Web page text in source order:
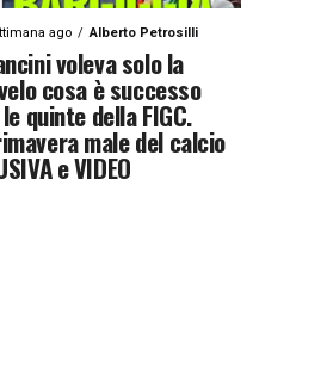
ago Alberto Petrosilli
voleva solo la
cosa è successo
quinte della FIGC.
male del calcio
e VIDEO